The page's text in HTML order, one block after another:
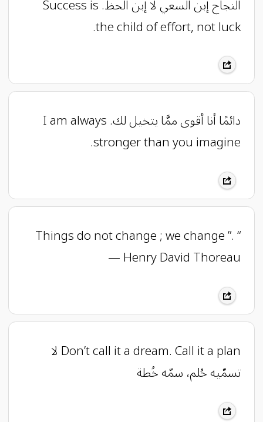
the child of effort, not luck.
دائمًا أنا أقوى ممَّا يتخيل لك. I am always
stronger than you imagine.
“ Things do not change ; we change ”.
— Henry David Thoreau
‏Don’t call it a dream. Call it a plan ‏لا
تسمّيه حُلم، سمّه خُطة